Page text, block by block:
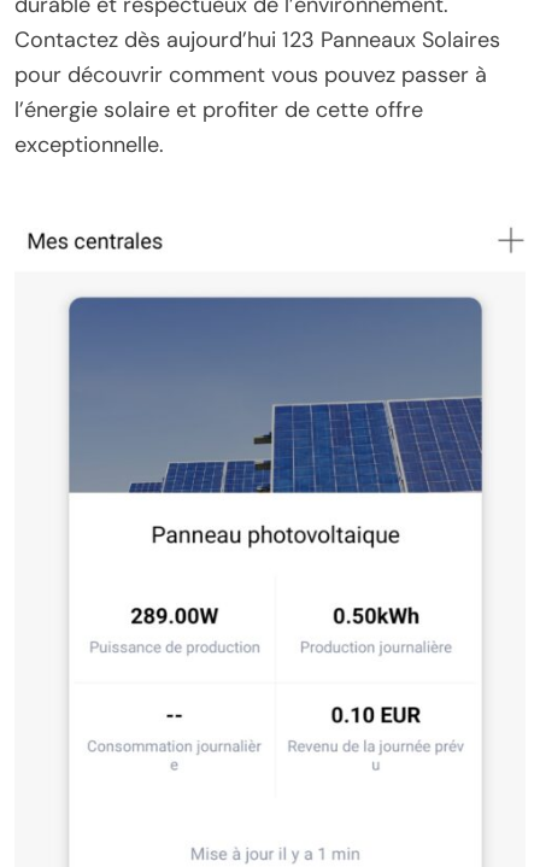
Contactez dès aujourd’hui 123 Panneaux Solaires
pour découvrir comment vous pouvez passer à
l’énergie solaire et profiter de cette offre
exceptionnelle.